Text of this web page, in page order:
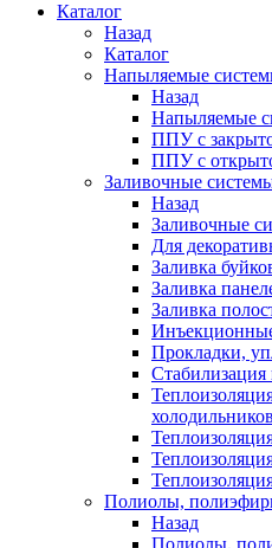
Каталог
Назад
Каталог
Напыляемые
Назад
Напыляемые
ППУ с
ППУ с
Заливочные
Назад
Заливочные
Для
Заливка
Заливка
Заливка
Прокладки,
Стабилизация
холодильников
Полиолы,
Назад
Полиолы,